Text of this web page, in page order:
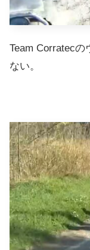
Team Corratec
ない。